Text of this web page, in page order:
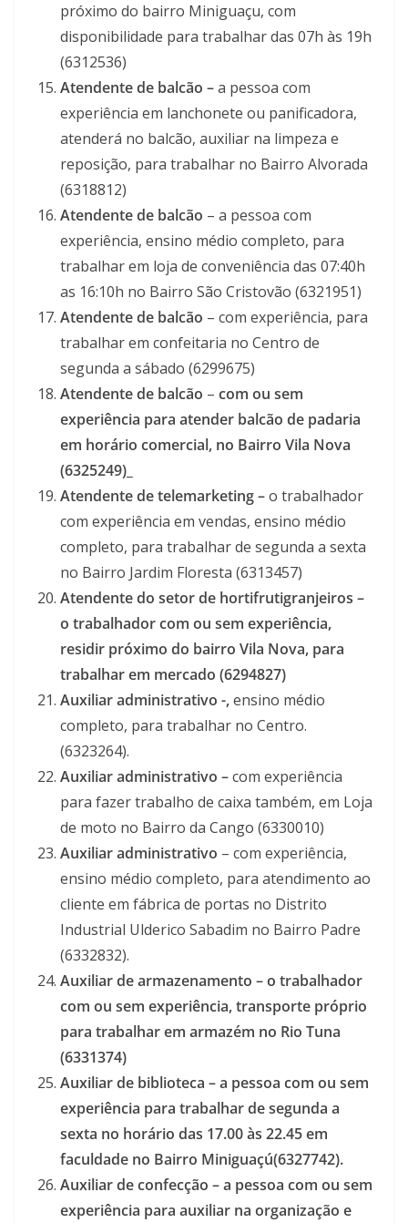
próximo do bairro Miniguaçu, com
disponibilidade para trabalhar das 07h às 19h
(6312536)
Atendente de balcão –a pessoa com
experiência em lanchonete ou panificadora,
atenderá no balcão, auxiliar na limpeza e
reposição, para trabalhar no Bairro Alvorada
(6318812)
Atendente de balcão – a pessoa com
experiência, ensino médio completo, para
trabalhar em loja de conveniência das 07:40h
as 16:10h no Bairro São Cristovão (6321951)
Atendente de balcão – com experiência, para
trabalhar em confeitaria no Centro de
segunda a sábado (6299675)
Atendente de balcão – com ou sem
experiência para atender balcão de padaria
em horário comercial, no Bairro Vila Nova
(6325249)_
Atendente de telemarketing –o trabalhador
com experiência em vendas, ensino médio
completo, para trabalhar de segunda a sexta
no Bairro Jardim Floresta (6313457)
Atendente do setor de hortifrutigranjeiros –
o trabalhador com ou sem experiência,
residir próximo do bairro Vila Nova, para
trabalhar em mercado (6294827)
Auxiliar administrativo -,ensino médio
completo, para trabalhar no Centro.
(6323264).
Auxiliar administrativo –com experiência
para fazer trabalho de caixa também, em Loja
de moto no Bairro da Cango (6330010)
Auxiliar administrativo – com experiência,
ensino médio completo, para atendimento ao
cliente em fábrica de portas no Distrito
Industrial Ulderico Sabadim no Bairro Padre
(6332832).
Auxiliar de armazenamento –o trabalhador
com ou sem experiência, transporte próprio
para trabalhar em armazém no Rio Tuna
(6331374)
Auxiliar de biblioteca – a pessoa com ou sem
experiência para trabalhar de segunda a
sexta no horário das 17.00 às 22.45 em
faculdade no Bairro Miniguaçú(6327742).
Auxiliar de confecção – a pessoa com ou sem
experiência para auxiliar na organização e